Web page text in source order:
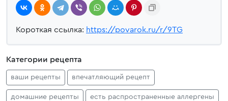
Короткая ссылка: https://povarok.ru/r/9TG
Категории рецепта
ваши рецепты впечатляющий рецепт
домашние рецепты есть распространенные аллергены